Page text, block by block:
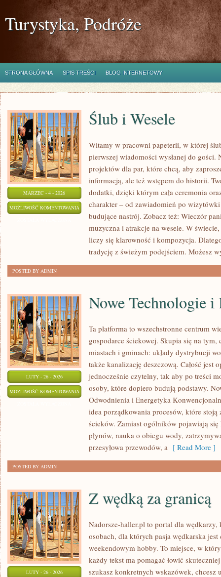
Turystyka, Podróże
STRONA GŁÓWNA SPIS TREŚCI BLOG INTERNETOWY
MARZEC - 4 - 2026
MOŻLIWOŚĆ KOMENTOWANIA ŚLUB
WESELE
Ślub i Wesele
Witamy w pracowni papeterii, w której
pierwszej wiadomości wysłanej do gości.
projektów dla par, które chcą, aby
informacją, ale też wstępem do historii.
dodatki, dzięki którym cała ceremonia
charakter – od zawiadomień po
budujące nastrój. Zobacz też: Wieczór
muzyczna i atrakcje na wesele. W
liczy się klarowność i kompozycja.
tradycję z świeżym podejściem. Możesz
POSTED BY ADMIN
LUTY - 26 - 2026
MOŻLIWOŚĆ KOMENTOWANIA NOWE
TECHNOLOGIE
INNOWACJE
Nowe Technologie i
Ta platforma to wszechstronne centrum
gospodarce ściekowej. Skupia się na
miastach i gminach: układy dystrybucji
także kanalizację deszczową. Całość jest
jednocześnie czytelny, tak aby po treści
osoby, które dopiero budują podstawy.
Odwodnienia i Energetyka
idea porządkowania procesów, które
ścieków. Zamiast ogólników pojawiają
płynów, nauka o obiegu wody,
przesyłowa przewodów, a [ Read More ]
POSTED BY ADMIN
LUTY - 26 - 2026
Z wędką za granicą
Nadorsze-haller.pl to portal dla wędkarzy,
osobach, dla których pasja wędkarska
weekendowym hobby. To miejsce, w
każdy tekst ma pomagać łowić
szukasz konkretnych wskazówek, chcesz